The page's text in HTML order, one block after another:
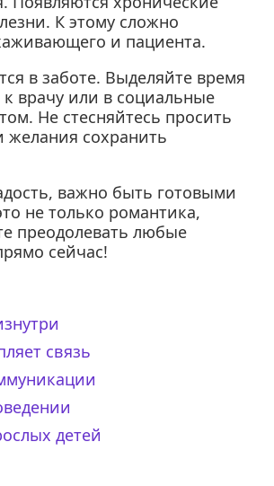
К этому сложно
и пациента.
в заботе. Выделяйте время
врачу или в социальные
Не стесняйтесь просить
желания сохранить
важно быть готовыми
не только романтика,
преодолевать любые
сейчас!
связь
детей